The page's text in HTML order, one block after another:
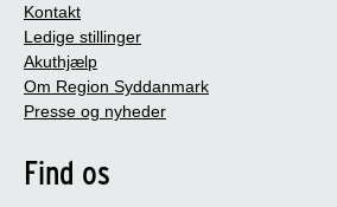
Kontakt
Ledige stillinger
Akuthjælp
Om Region Syddanmark
Presse og nyheder
Find os